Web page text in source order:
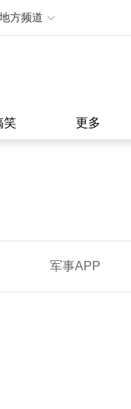
地方频道
笑 更多
军事APP